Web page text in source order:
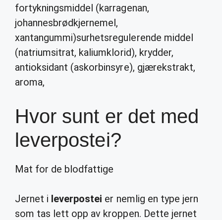
fortykningsmiddel (karragenan,
johannesbrødkjernemel,
xantangummi)surhetsregulerende middel
(natriumsitrat, kaliumklorid), krydder,
antioksidant (askorbinsyre), gjærekstrakt,
aroma,
Hvor sunt er det med
leverpostei?
Mat for de blodfattige
Jernet i leverpostei er nemlig en type jern
som tas lett opp av kroppen. Dette jernet